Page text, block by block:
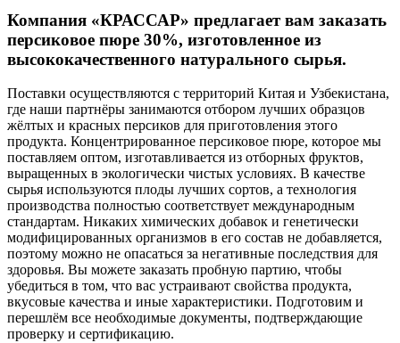
Компания «КРАССАР» предлагает вам заказать
персиковое пюре 30%, изготовленное из
высококачественного натурального сырья.
Поставки осуществляются с территорий Китая и Узбекистана,
где наши партнёры занимаются отбором лучших образцов
жёлтых и красных персиков для приготовления этого
продукта. Концентрированное персиковое пюре, которое мы
поставляем оптом, изготавливается из отборных фруктов,
выращенных в экологически чистых условиях. В качестве
сырья используются плоды лучших сортов, а технология
производства полностью соответствует международным
стандартам. Никаких химических добавок и генетически
модифицированных организмов в его состав не добавляется,
поэтому можно не опасаться за негативные последствия для
здоровья. Вы можете заказать пробную партию, чтобы
убедиться в том, что вас устраивают свойства продукта,
вкусовые качества и иные характеристики. Подготовим и
перешлём все необходимые документы, подтверждающие
проверку и сертификацию.